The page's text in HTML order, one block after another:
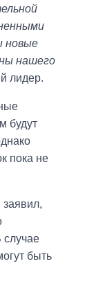
новые
нашего
лидер.
будут
пока не
заявил,
случае
быть